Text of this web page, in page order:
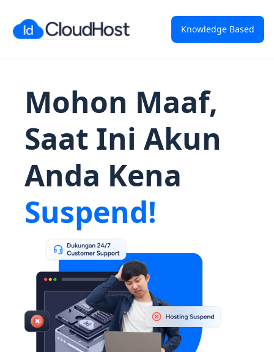
Knowledge Based
Mohon Maaf,
Saat Ini Akun
Anda Kena
Suspend!